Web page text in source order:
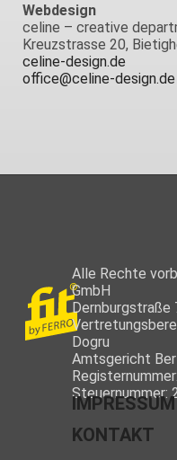
Webdesign
celine – creative
Kreuzstrasse 20,
celine-design.de
office@celine-design.de
Alle Rechte
GmbH
Dernburgstraße
Dogru
Amtsgericht
IMPRESSUM
KONTAKT